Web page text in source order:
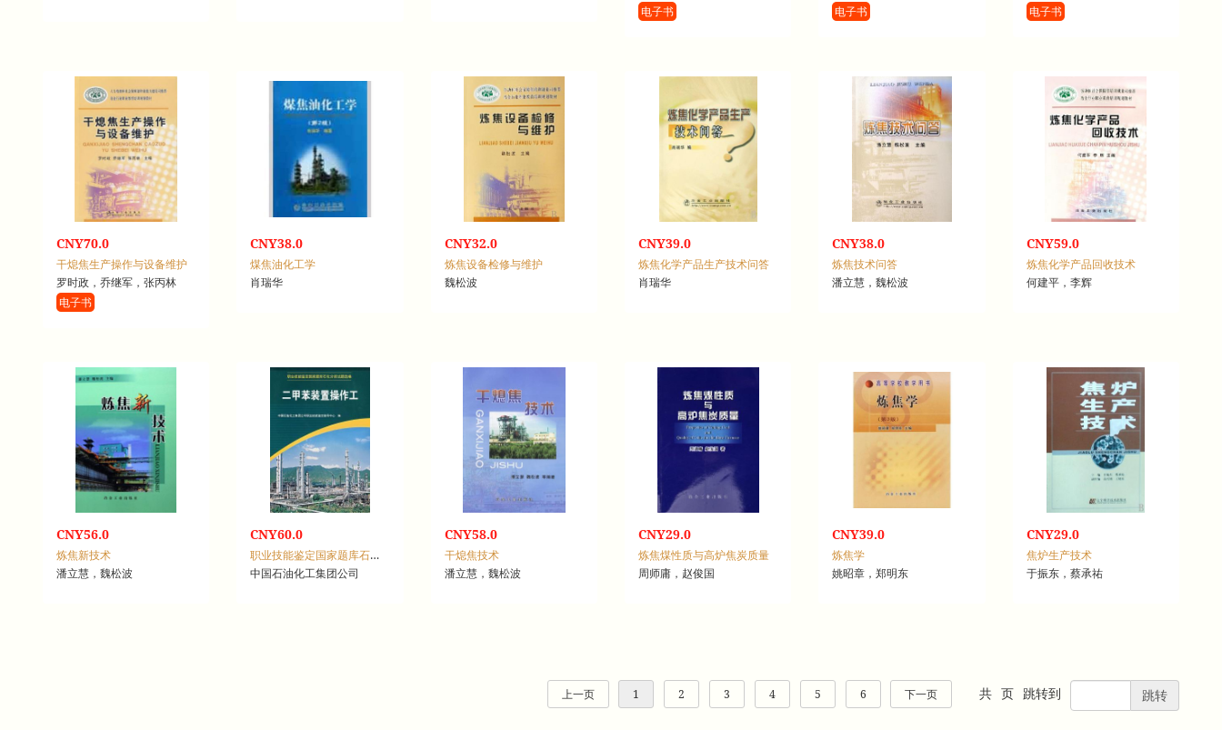
电子书
电子书
电子书
CNY70.0
干熄焦生产操作与设备维护
罗时政，乔继军，张丙林
电子书
CNY38.0
煤焦油化工学
肖瑞华
CNY32.0
炼焦设备检修与维护
魏松波
CNY39.0
炼焦化学产品生产技术问答
肖瑞华
CNY38.0
炼焦技术问答
潘立慧，魏松波
CNY59.0
炼焦化学产品回收技术
何建平，李辉
CNY56.0
炼焦新技术
潘立慧，魏松波
CNY60.0
职业技能鉴定国家题库石化分库试题选编：二甲苯装置操作工
中国石油化工集团公司
CNY58.0
干熄焦技术
潘立慧，魏松波
CNY29.0
炼焦煤性质与高炉焦炭质量
周师庸，赵俊国
CNY39.0
炼焦学
姚昭章，郑明东
CNY29.0
焦炉生产技术
于振东，蔡承祐
上一页 1 2 3 4 5 6 下一页 共 页 跳转到 跳转